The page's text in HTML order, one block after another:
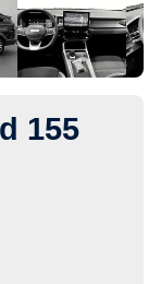
155